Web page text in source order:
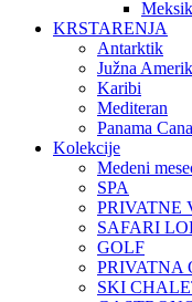
KRSTARENJA
Antarktik
Južna
Karibi
Mediteran
Panama
Kolekcije
Medeni
SPA
PRIVATNE
SAFARI
GOLF
PRIVATNA
SKI